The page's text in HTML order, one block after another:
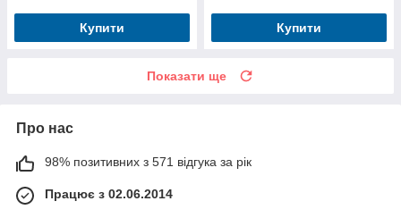
Купити Купити
Показати ще
Про нас
98% позитивних з 571 відгука за рік
Працює з 02.06.2014